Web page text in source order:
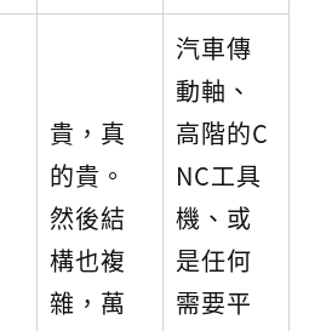
貴，真
的貴。
然後結
構也複
雜，萬
汽車傳
動軸、
高階的C
NC工具
機、或
是任何
需要平